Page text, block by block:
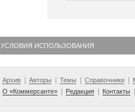
УСЛОВИЯ ИСПОЛЬЗОВАНИЯ
Архив Авторы Темы Справочники
О «Коммерсанте»
Редакция Контакты